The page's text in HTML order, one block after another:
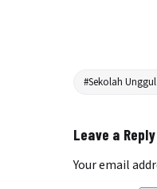
#Sekolah
Leave a Reply
Your email